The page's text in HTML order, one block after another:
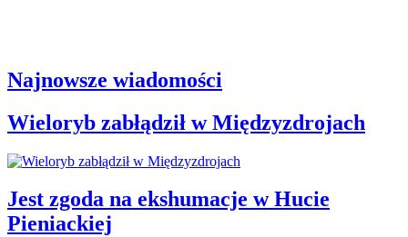
Najnowsze wiadomości
Wieloryb zabłądził w Międzyzdrojach
Jest zgoda na ekshumacje w Hucie
Pieniackiej